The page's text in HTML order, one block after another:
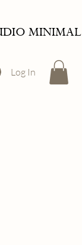
MINIMAL
Log In